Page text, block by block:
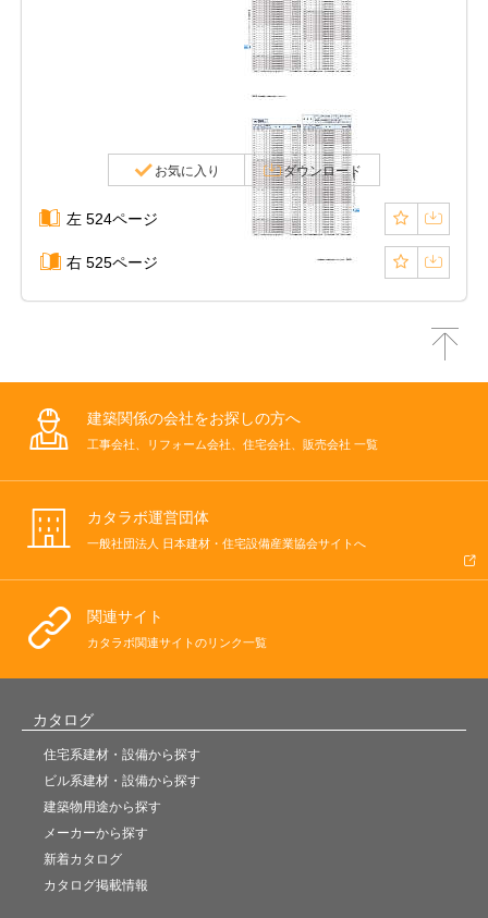
お気に入り ダウンロード
左 524ページ
右 525ページ
建築関係の会社をお探しの方へ
工事会社、リフォーム会社、住宅会社、販売会社 一覧
カタラボ運営団体
一般社団法人 日本建材・住宅設備産業協会サイトへ
関連サイト
カタラボ関連サイトのリンク一覧
カタログ
住宅系建材・設備から探す
ビル系建材・設備から探す
建築物用途から探す
メーカーから探す
新着カタログ
カタログ掲載情報